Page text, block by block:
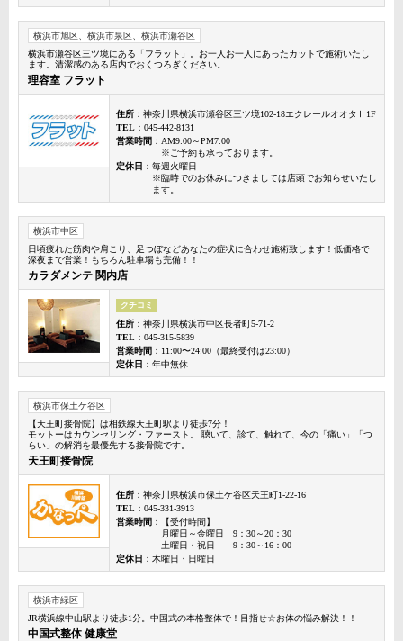
横浜市旭区、横浜市泉区、横浜市瀬谷区
横浜市瀬谷区三ツ境にある「フラット」。お一人お一人にあったカットで施術いたし
ます。清潔感のある店内でおくつろぎください。
理容室 フラット
住所 ：神奈川県横浜市瀬谷区三ツ境102-18エクレールオオタⅡ1F
TEL ：045-442-8131
営業時間 ：AM9:00～PM7:00
※ご予約も承っております。
定休日 ：毎週火曜日
※臨時でのお休みにつきましては店頭でお知らせいたし
ます。
横浜市中区
日頃疲れた筋肉や肩こり、足つぼなどあなたの症状に合わせ施術致します！低価格で
深夜まで営業！もちろん駐車場も完備！！
カラダメンテ 関内店
クチコミ
住所 ：神奈川県横浜市中区長者町5-71-2
TEL ：045-315-5839
営業時間 ：11:00〜24:00（最終受付は23:00）
定休日 ：年中無休
横浜市保土ケ谷区
【天王町接骨院】は相鉄線天王町駅より徒歩7分！
モットーはカウンセリング・ファースト。 聴いて、診て、触れて、今の「痛い」「つ
らい」の解消を最優先する接骨院です。
天王町接骨院
住所 ：神奈川県横浜市保土ケ谷区天王町1-22-16
TEL ：045-331-3913
営業時間 ：【受付時間】
月曜日～金曜日 9：30～20：30
土曜日・祝日 9：30～16：00
定休日 ：木曜日・日曜日
横浜市緑区
JR横浜線中山駅より徒歩1分。中国式の本格整体で！目指せ☆お体の悩み解決！！
中国式整体 健康堂